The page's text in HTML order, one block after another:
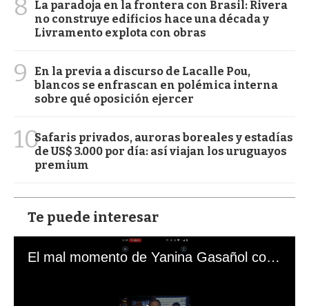
8
La paradoja en la frontera con Brasil: Rivera
no construye edificios hace una década y
Livramento explota con obras
9
En la previa a discurso de Lacalle Pou,
blancos se enfrascan en polémica interna
sobre qué oposición ejercer
10Safaris privados, auroras boreales y estadías
de US$ 3.000 por día: así viajan los uruguayos
premium
Te puede interesar
El mal momento de Yanina Gasañol con un hincha argentino en "Subrayado"